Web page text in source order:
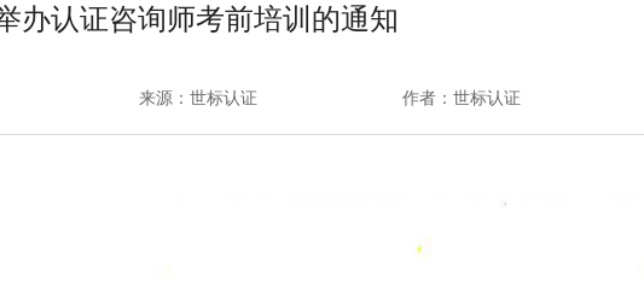
办认证咨询师考前培训的通知
来源：世标认证 作者：世标认证